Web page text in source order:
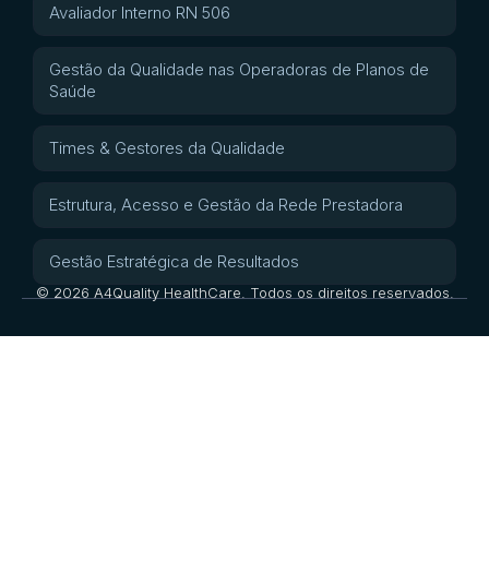
Avaliador Interno RN 506
Gestão da Qualidade nas Operadoras de Planos de
Saúde
Times & Gestores da Qualidade
Estrutura, Acesso e Gestão da Rede Prestadora
Gestão Estratégica de Resultados
© 2026 A4Quality HealthCare. Todos os direitos reservados.